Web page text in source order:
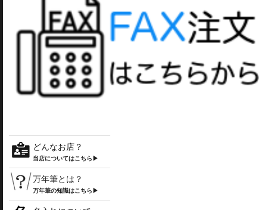
どんなお店？
当店についてはこちら▶
万年筆とは？
万年筆の知識はこちら▶